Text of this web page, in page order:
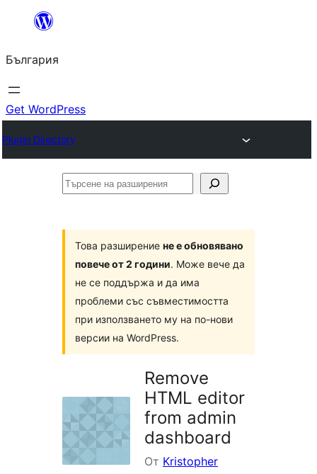
България
Get WordPress
Plugin Directory
Търсене
Това разширение не е обновявано
повече от 2 години. Може вече да
не се поддържа и да има
проблеми със съвместимостта
при използването му на по-нови
версии на WordPress.
Remove
HTML editor
from admin
dashboard
От Kristopher